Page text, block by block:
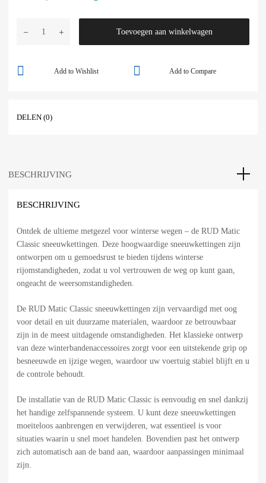
Toevoegen aan winkelwagen
Add to Compare
Add to Wishlist
DELEN (0)
BESCHRIJVING
BESCHRIJVING
Ontdek de ultieme metgezel voor winterse wegen – de RUD Matic
Classic sneeuwkettingen. Deze hoogwaardige sneeuwkettingen zijn
ontworpen om u gemoedsrust te bieden tijdens winterse
rijomstandigheden, zodat u vol vertrouwen de weg op kunt gaan,
ongeacht de weersomstandigheden.
De RUD Matic Classic sneeuwkettingen zijn vervaardigd met oog
voor detail en uit duurzame materialen, waardoor ze betrouwbaar
zijn in de meest uitdagende omstandigheden. Het klassieke ontwerp
van deze winterbandenaccessoires zorgt voor een uitstekende grip op
besneeuwde en ijzige wegen, waardoor uw voertuig stabiel blijft en u
de controle behoudt.
De installatie van de RUD Matic Classic is eenvoudig en snel dankzij
het handige zelfspannende systeem. U kunt deze sneeuwkettingen
moeiteloos aanbrengen en verwijderen, wat essentieel is voor
situaties waarin u snel moet handelen. Bovendien past het ontwerp
zich automatisch aan de band aan, waardoor aanpassingen minimaal
zijn.